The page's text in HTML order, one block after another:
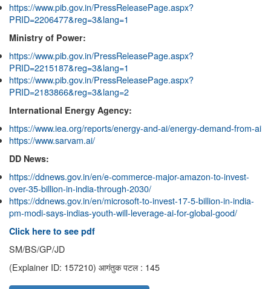
https://www.pib.gov.in/PressReleasePage.aspx?
PRID=2206477&reg=3&lang=1
Ministry of Power:
https://www.pib.gov.in/PressReleasePage.aspx?
PRID=2215187&reg=3&lang=1
https://www.pib.gov.in/PressReleasePage.aspx?
PRID=2183866&reg=3&lang=2
International Energy Agency:
https://www.iea.org/reports/energy-and-ai/energy-demand-from-ai
https://www.sarvam.ai/
DD News:
https://ddnews.gov.in/en/e-commerce-major-amazon-to-invest-
over-35-billion-in-india-through-2030/
https://ddnews.gov.in/en/microsoft-to-invest-17-5-billion-in-india-
pm-modi-says-indias-youth-will-leverage-ai-for-global-good/
Click here to see pdf
SM/BS/GP/JD
(Explainer ID: 157210) आगंतुक पटल : 145